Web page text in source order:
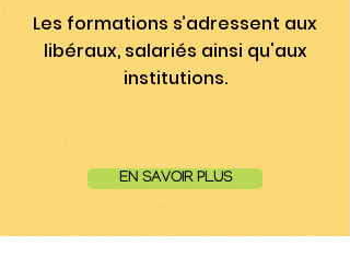
Les formations s’adressent aux
libéraux, salariés ainsi qu'aux
institutions.
EN SAVOIR PLUS